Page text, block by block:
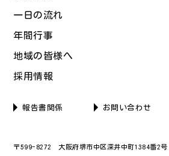
一日の流れ
年間行事
地域の皆様へ
採用情報
報告書関係 お問い合わせ
〒599-8272 大阪府堺市中区深井中町1384番2号